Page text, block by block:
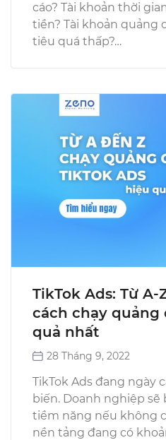
cáo? Tài khoản thời
tiền? Tài khoản quảng
tiêu quá thấp?…
TikTok Ads: Từ
cách chạy quảng
quả nhất
28 Tháng 9, 2022
TikTok Ads đang ngày
biến. Doanh nghiệp
tiềm năng nếu không
nền tảng đang có